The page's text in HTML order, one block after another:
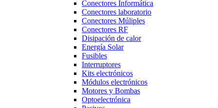
Conectores Informática
Conectores laboratorio
Conectores Múliples
Conectores RF
Disipación de calor
Energía Solar
Fusibles
Interruptores
Kits electrónicos
Módulos electrónicos
Motores y Bombas
Optoelectrónica